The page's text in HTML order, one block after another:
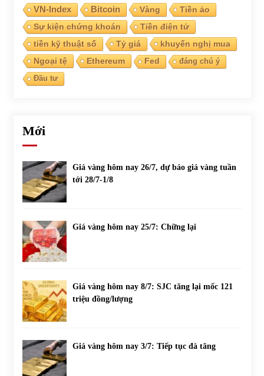
VN-Index Bitcoin Vàng
Tiền ảo
Sự kiện chứng khoán
Tiền điện tử
tiền kỹ thuật số
Tỷ giá
khuyến nghị mua
Ngoại tệ
Ethereum Fed
đáng chú ý
Đầu tư
Mới
Giá vàng hôm nay 26/7, dự báo giá vàng tuần
tới 28/7-1/8
Giá vàng hôm nay 25/7: Chững lại
Giá vàng hôm nay 8/7: SJC tăng lại mốc 121
triệu đồng/lượng
Giá vàng hôm nay 3/7: Tiếp tục đà tăng